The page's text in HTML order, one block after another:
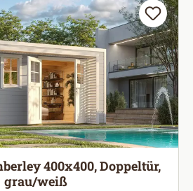
400x400, Doppeltür,
grau/weiß